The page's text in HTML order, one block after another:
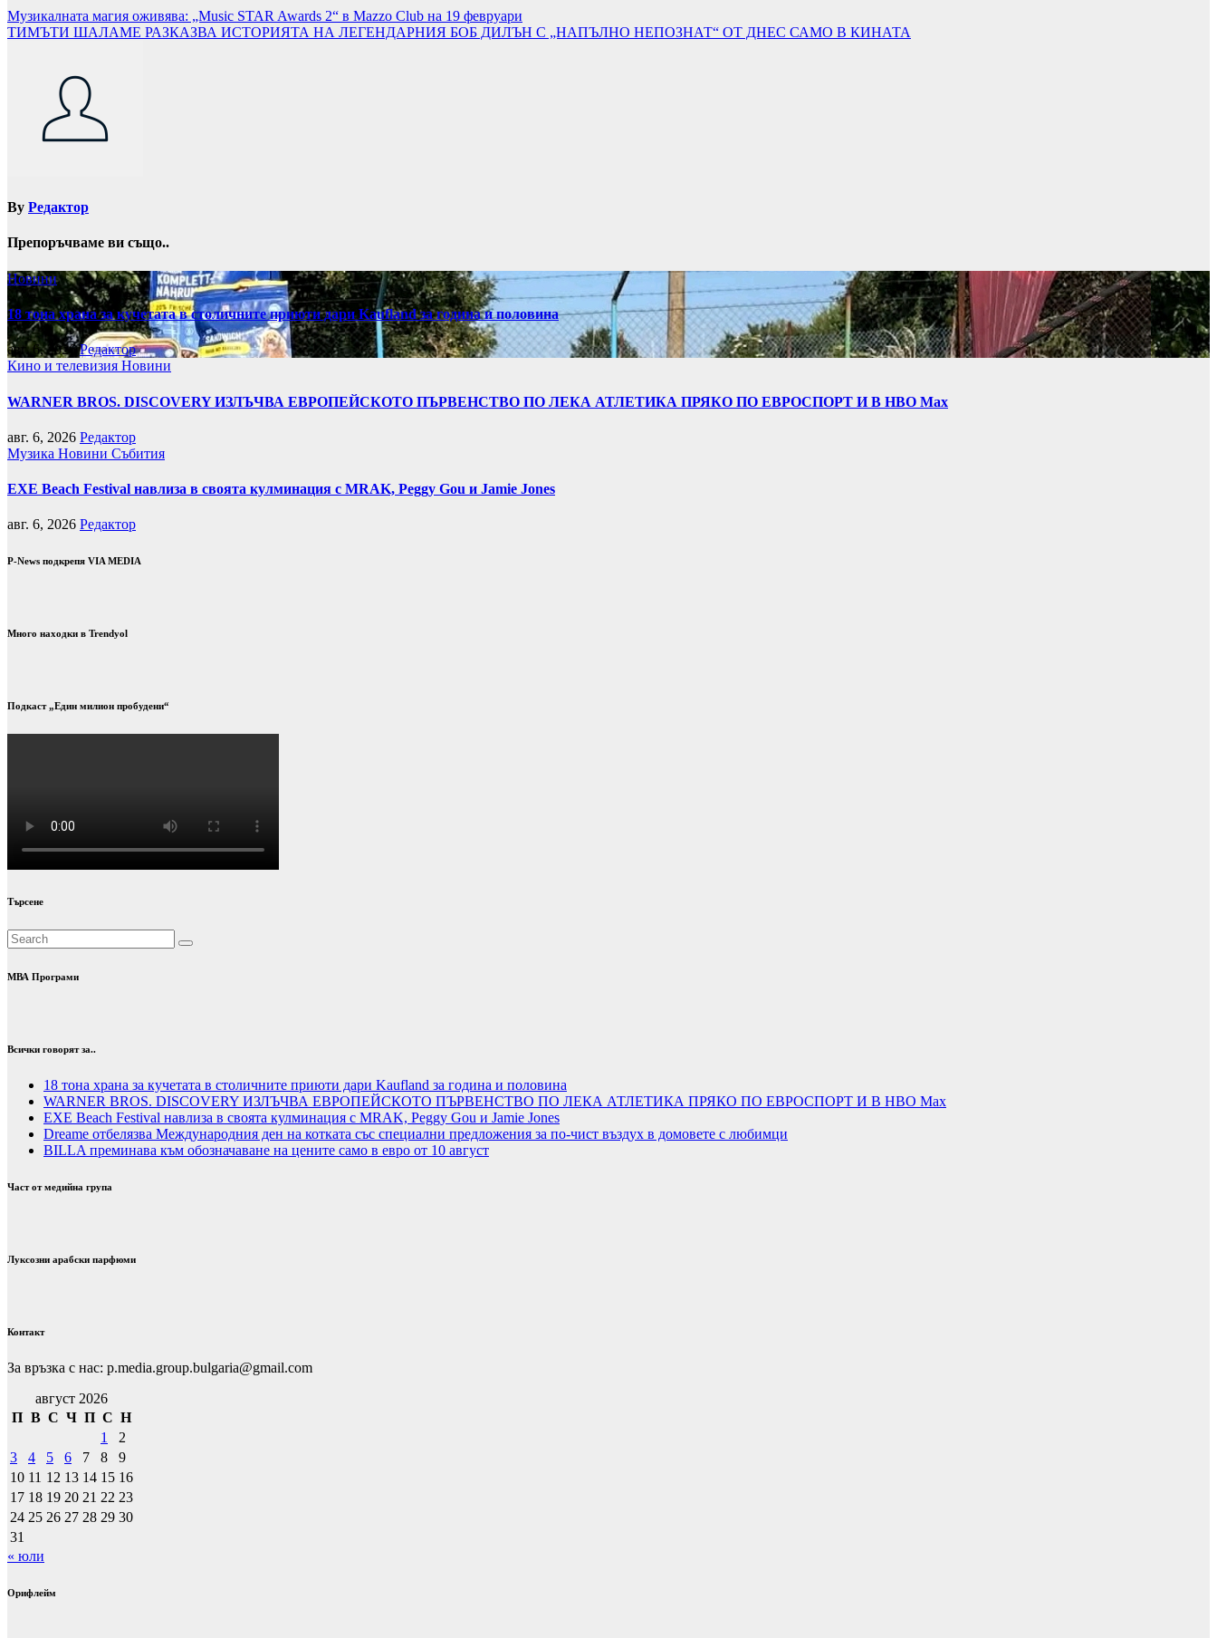
Навигация
Музикалната магия оживява: „Music STAR Awards 2“ в Mazzo Club на 19 февруари
ТИМЪТИ ШАЛАМЕ РАЗКАЗВА ИСТОРИЯТА НА ЛЕГЕНДАРНИЯ БОБ ДИЛЪН С „НАПЪЛНО НЕПОЗНАТ“ ОТ ДНЕС САМО В КИНАТА
By Редактор
Препоръчваме ви също..
Новини
18 тона храна за кучетата в столичните приюти дари Kaufland за година и половина
авг. 6, 2026Редактор
Кино и телевизия Новини
WARNER BROS. DISCOVERY ИЗЛЪЧВА ЕВРОПЕЙСКОТО ПЪРВЕНСТВО ПО ЛЕКА АТЛЕТИКА ПРЯКО ПО ЕВРОСПОРТ И В НВО Мах
авг. 6, 2026 Редактор
Музика Новини Събития
EXE Beach Festival навлиза в своята кулминация с MRAK, Peggy Gou и Jamie Jones
авг. 6, 2026 Редактор
P-News подкрепя VIA MEDIA
Много находки в Trendyol
Подкаст „Един милион пробудени“
Търсене
МВА Програми
Всички говорят за..
18 тона храна за кучетата в столичните приюти дари Kaufland за година и половина
WARNER BROS. DISCOVERY ИЗЛЪЧВА ЕВРОПЕЙСКОТО ПЪРВЕНСТВО ПО ЛЕКА АТЛЕТИКА ПРЯКО ПО ЕВРОСПОРТ И В НВО Мах
EXE Beach Festival навлиза в своята кулминация с MRAK, Peggy Gou и Jamie Jones
Dreame отбелязва Международния ден на котката със специални предложения за по-чист въздух в домовете с любимци
BILLA преминава към обозначаване на цените само в евро от 10 август
Част от медийна група
Луксозни арабски парфюми
Контакт
За връзка с нас: p.media.group.bulgaria@gmail.com
август 2026
П В С Ч П С Н
1
2
3
4 5 6 7 8
9
10 11 12 13 14 15 16
17 18 19 20 21 22 23
24 25 26 27 28 29 30
31
« юли
Орифлейм